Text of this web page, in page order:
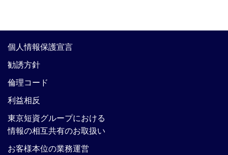
個人情報保護宣言
勧誘方針
倫理コード
利益相反
東京短資グループにおける
情報の相互共有のお取扱い
お客様本位の業務運営